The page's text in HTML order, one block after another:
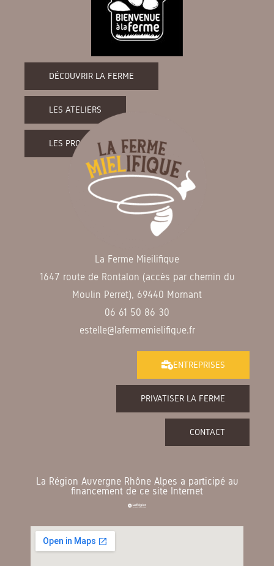
DÉCOUVRIR LA FERME
LES ATELIERS
LES PRODUITS DE LA FERME
La Ferme Mieilifique
1647 route de Rontalon (accès par chemin du
Moulin Perret), 69440 Mornant
06 61 50 86 30
estelle@lafermemielifique.fr
ENTREPRISES
PRIVATISER LA FERME
CONTACT
La Région Auvergne Rhône Alpes a participé au
financement de ce site Internet